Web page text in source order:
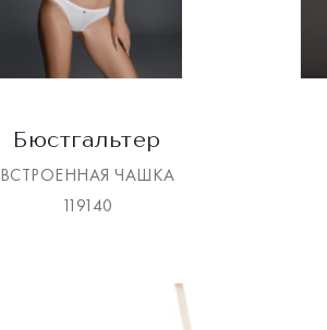
Бюстгальтер
ВСТРОЕННАЯ ЧАШКА
119140